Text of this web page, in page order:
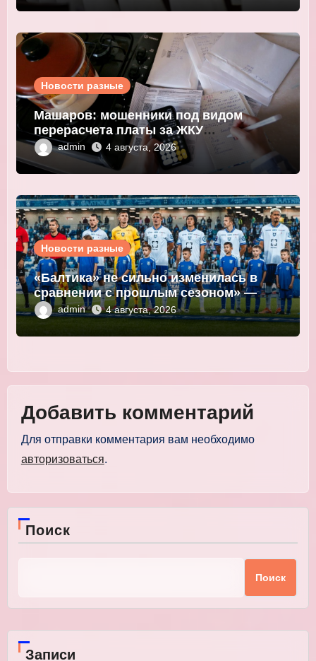
Новости разные
Машаров: мошенники под видом
перерасчета платы за ЖКУ
выманивают персональные данные
admin 4 августа, 2026
Новости разные
«Балтика» не сильно изменилась в
сравнении с прошлым сезоном» —
Морadmin 4 августа, 2026
Добавить комментарий
Для отправки комментария вам необходимо
авторизоваться.
Поиск
Поиск
Записи